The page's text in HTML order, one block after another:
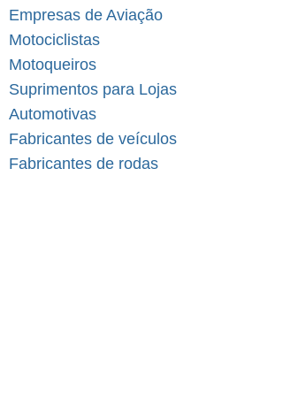
Empresas de Aviação
Motociclistas
Motoqueiros
Suprimentos para Lojas
Automotivas
Fabricantes de veículos
Fabricantes de rodas